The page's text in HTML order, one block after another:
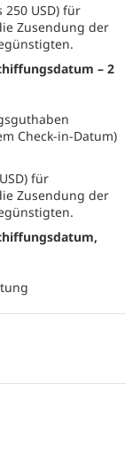
USD) für
Zusendung der
– 2
Check-in-Datum)
für
Zusendung der